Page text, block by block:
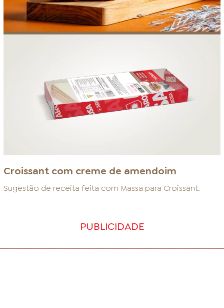
Croissant com creme de amendoim
Sugestão de receita feita com Massa para Croissant.
PUBLICIDADE